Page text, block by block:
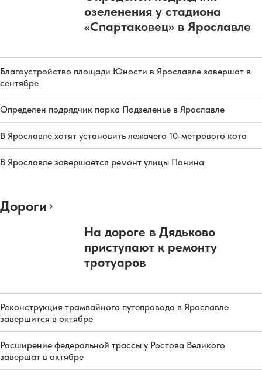
озеленения у стадиона
«Спартаковец» в Ярославле
Благоустройство площади Юности в Ярославле завершат в
сентябре
Определен подрядчик парка Подзеленье в Ярославле
В Ярославле хотят установить лежачего 10-метрового кота
В Ярославле завершается ремонт улицы Панина
Дороги
На дороге в Дядьково
приступают к ремонту
тротуаров
Реконструкция трамвайного путепровода в Ярославле
завершится в октябре
Расширение федеральной трассы у Ростова Великого
завершат в октябре